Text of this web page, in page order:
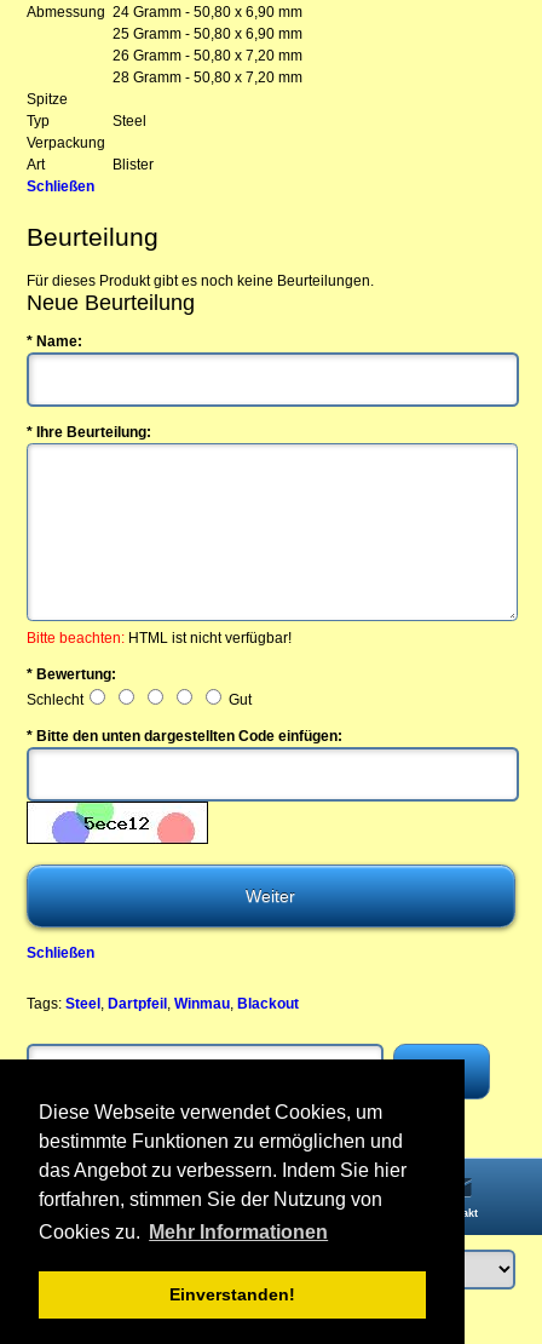
Diese Webseite verwendet Cookies, um
bestimmte Funktionen zu ermöglichen und
das Angebot zu verbessern. Indem Sie hier
fortfahren, stimmen Sie der Nutzung von
Cookies zu.
Mehr Informationen
Einverstanden!
Abmessung 24 Gramm - 50,80 x 6,90 mm
25 Gramm - 50,80 x 6,90 mm
26 Gramm - 50,80 x 7,20 mm
28 Gramm - 50,80 x 7,20 mm
Spitze
Typ
Steel
Verpackung
Art
Blister
Schließen
Beurteilung
Für dieses Produkt gibt es noch keine Beurteilungen.
Neue Beurteilung
* Name:
* Ihre Beurteilung:
Bitte beachten: HTML ist nicht verfügbar!
* Bewertung:
Schlecht
Gut
* Bitte den unten dargestellten Code einfügen:
Schließen
Tags: Steel ,Dartpfeil ,Winmau ,Blackout
Konto Kontakt